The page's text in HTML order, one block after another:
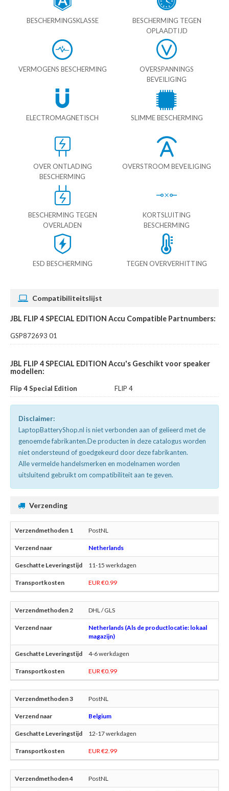
BESCHERMINGSKLASSE
BESCHERMING TEGEN
OPLAADTIJD
VERMOGENS BESCHERMING
OVERSPANNINGS
BEVEILIGING
ELECTROMAGNETISCH SLIMME BESCHERMING
OVER ONTLADING
BESCHERMING
OVERSTROOM BEVEILIGING
BESCHERMING TEGEN
OVERLADEN
KORTSLUITING
BESCHERMING
ESD BESCHERMING TEGEN OVERVERHITTING
Compatibiliteitslijst
JBL FLIP 4 SPECIAL EDITION Accu Compatible Partnumbers:
GSP872693 01
JBL FLIP 4 SPECIAL EDITION Accu's Geschikt voor speaker
modellen:
Flip 4 Special Edition FLIP 4
Disclaimer:
LaptopBatteryShop.nl is niet verbonden aan of gelieerd met de
genoemde fabrikanten.De producten in deze catalogus worden
niet ondersteund of goedgekeurd door deze fabrikanten.
Alle vermelde handelsmerken en modelnamen worden
uitsluitend gebruikt om compatibiliteit aan te geven.
Verzending
PostNL
Netherlands
11-15 werkdagen
EUR €0.99
DHL / GLS
Netherlands (Als de productlocatie: lokaal
magazijn)
4-6 werkdagen
EUR €0.99
PostNL
Belgium
12-17 werkdagen
EUR €2.99
PostNL